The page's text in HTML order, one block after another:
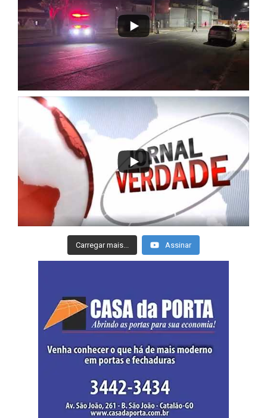
Carregar mais... Assinar